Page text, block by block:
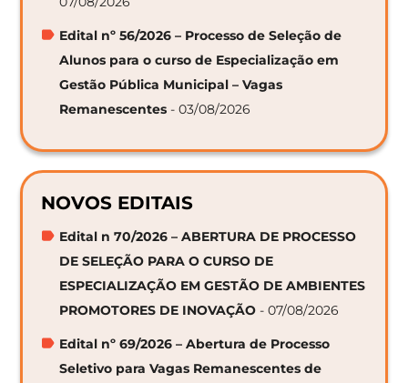
Edital nº 56/2026 – Processo de Seleção de
Alunos para o curso de Especialização em
Gestão Pública Municipal – Vagas
Remanescentes - 03/08/2026
NOVOS EDITAIS
Edital n 70/2026 – ABERTURA DE PROCESSO
DE SELEÇÃO PARA O CURSO DE
ESPECIALIZAÇÃO EM GESTÃO DE AMBIENTES
PROMOTORES DE INOVAÇÃO - 07/08/2026
Edital nº 69/2026 – Abertura de Processo
Seletivo para Vagas Remanescentes de